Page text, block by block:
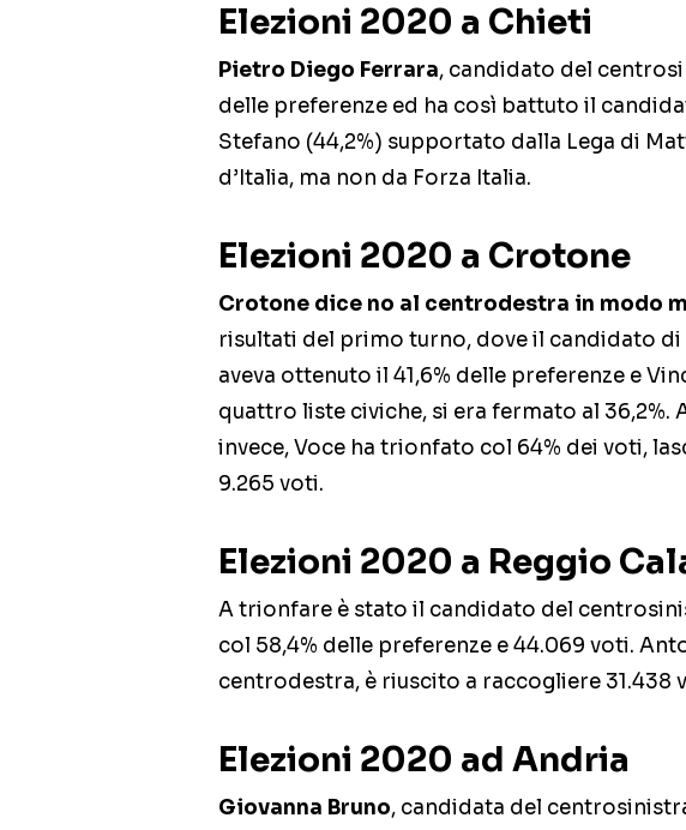
Elezioni 2020 a Chieti
Pietro Diego Ferrara, candidato del
delle preferenze ed ha così battuto il
Stefano (44,2%) supportato dalla Lega di
d’Italia, ma non da Forza Italia.
Elezioni 2020 a Crotone
Crotone dice no al centrodestra in modo
risultati del primo turno, dove il candidato
aveva ottenuto il 41,6% delle preferenze e
quattro liste civiche, si era fermato al 36,2%.
invece, Voce ha trionfato col 64% dei voti,
9.265 voti.
Elezioni 2020 a Reggio
A trionfare è stato il candidato del
col 58,4% delle preferenze e 44.069 voti.
centrodestra, è riuscito a raccogliere 31.438
Elezioni 2020 ad Andria
Giovanna Bruno, candidata del